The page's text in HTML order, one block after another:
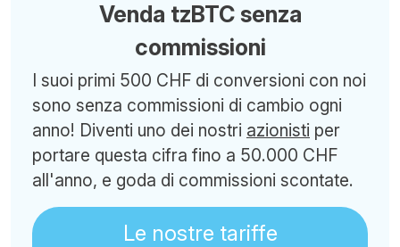
Venda tzBTC senza
commissioni
I suoi primi 500 CHF di conversioni con noi
sono senza commissioni di cambio ogni
anno! Diventi uno dei nostri azionisti per
portare questa cifra fino a 50.000 CHF
all'anno, e goda di commissioni scontate.
Le nostre tariffe